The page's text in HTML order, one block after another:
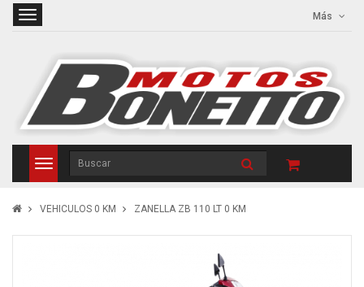
Más
VEHICULOS 0 KM ZANELLA ZB 110 LT 0 KM